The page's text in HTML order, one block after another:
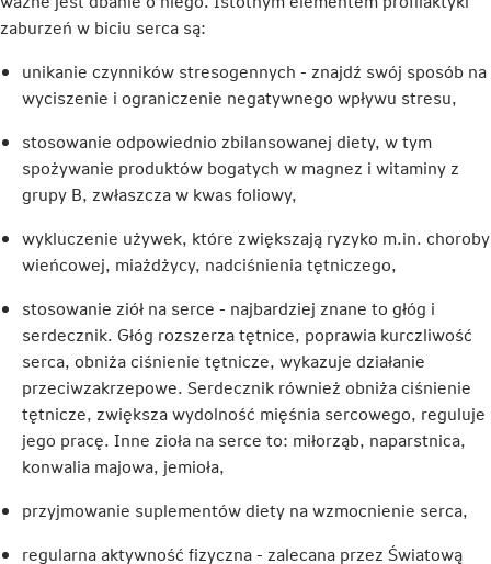
zaburzeń w biciu serca są:
unikanie czynników stresogennych - znajdź swój sposób na
wyciszenie i ograniczenie negatywnego wpływu stresu,
stosowanie odpowiednio zbilansowanej diety, w tym
spożywanie produktów bogatych w magnez i witaminy z
grupy B, zwłaszcza w kwas foliowy,
wykluczenie używek, które zwiększają ryzyko m.in. choroby
wieńcowej, miażdżycy, nadciśnienia tętniczego,
stosowanie ziół na serce - najbardziej znane to głóg i
serdecznik. Głóg rozszerza tętnice, poprawia kurczliwość
serca, obniża ciśnienie tętnicze, wykazuje działanie
przeciwzakrzepowe. Serdecznik również obniża ciśnienie
tętnicze, zwiększa wydolność mięśnia sercowego, reguluje
jego pracę. Inne zioła na serce to: miłorząb, naparstnica,
konwalia majowa, jemioła,
przyjmowanie suplementów diety na wzmocnienie serca,
regularna aktywność fizyczna - zalecana przez Światową